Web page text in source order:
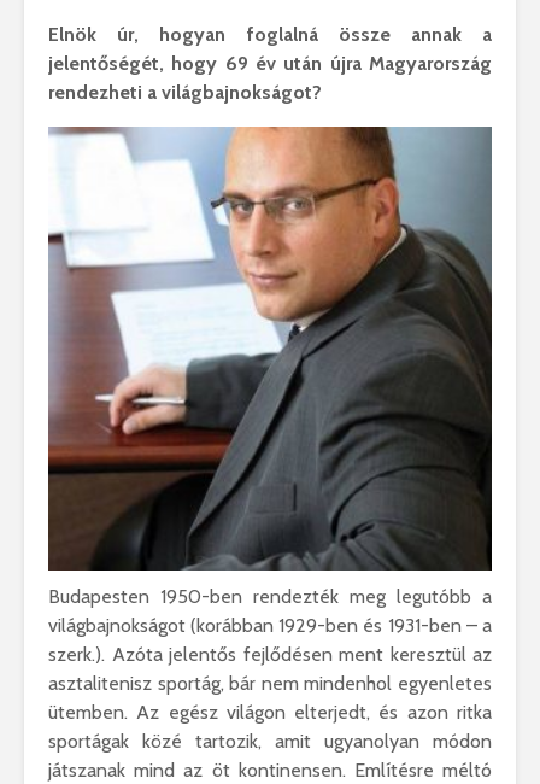
Elnök úr, hogyan foglalná össze annak a
jelentőségét, hogy 69 év után újra Magyarország
rendezheti a világbajnokságot?
Budapesten 1950-ben rendezték meg legutóbb a
világbajnokságot (korábban 1929-ben és 1931-ben – a
szerk.). Azóta jelentős fejlődésen ment keresztül az
asztalitenisz sportág, bár nem mindenhol egyenletes
ütemben. Az egész világon elterjedt, és azon ritka
sportágak közé tartozik, amit ugyanolyan módon
játszanak mind az öt kontinensen. Említésre méltó